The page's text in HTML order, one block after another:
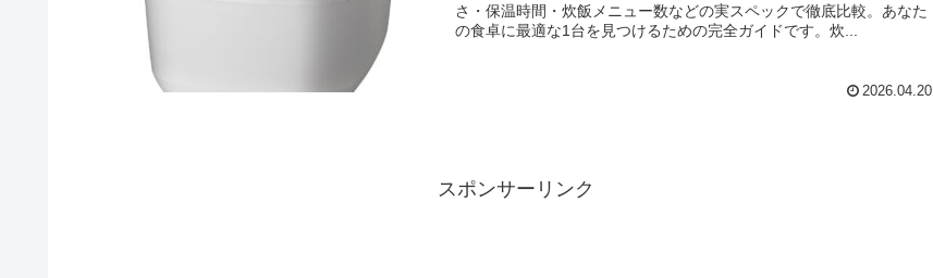
さ・保温時間・炊飯メニュー数などの実スペックで徹底比較。あなた
の食卓に最適な1台を見つけるための完全ガイドです。炊...
2026.04.20
スポンサーリンク